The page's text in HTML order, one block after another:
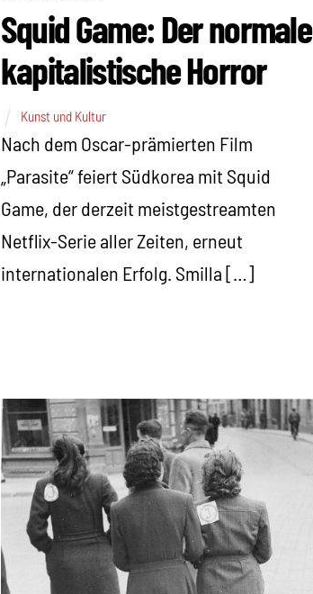
Squid Game: Der normale
kapitalistische Horror
Kunst und Kultur
Nach dem Oscar-prämierten Film
„Parasite“ feiert Südkorea mit Squid
Game, der derzeit meistgestreamten
Netflix-Serie aller Zeiten, erneut
internationalen Erfolg. Smilla […]